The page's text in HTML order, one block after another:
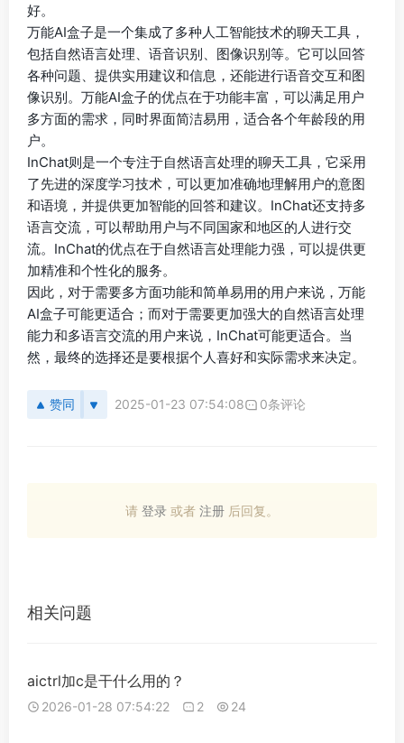
好。
万能AI盒子是一个集成了多种人工智能技术的聊天工具，
包括自然语言处理、语音识别、图像识别等。它可以回答
各种问题、提供实用建议和信息，还能进行语音交互和图
像识别。万能AI盒子的优点在于功能丰富，可以满足用户
多方面的需求，同时界面简洁易用，适合各个年龄段的用
户。
InChat则是一个专注于自然语言处理的聊天工具，它采用
了先进的深度学习技术，可以更加准确地理解用户的意图
和语境，并提供更加智能的回答和建议。InChat还支持多
语言交流，可以帮助用户与不同国家和地区的人进行交
流。InChat的优点在于自然语言处理能力强，可以提供更
加精准和个性化的服务。
因此，对于需要多方面功能和简单易用的用户来说，万能
AI盒子可能更适合；而对于需要更加强大的自然语言处理
能力和多语言交流的用户来说，InChat可能更适合。当
然，最终的选择还是要根据个人喜好和实际需求来决定。
赞同 2025-01-23 07:54:08 0条评论
请 登录 或者 注册 后回复。
相关问题
aictrl加c是干什么用的？
2026-01-28 07:54:22 2 24